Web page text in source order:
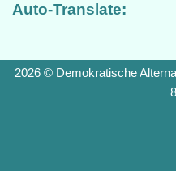
Auto-Translate:
2026 © Demokratische